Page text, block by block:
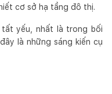
cơ sở hạ tầng đô thị.
yếu, nhất là trong bối
là những sáng kiến cụ